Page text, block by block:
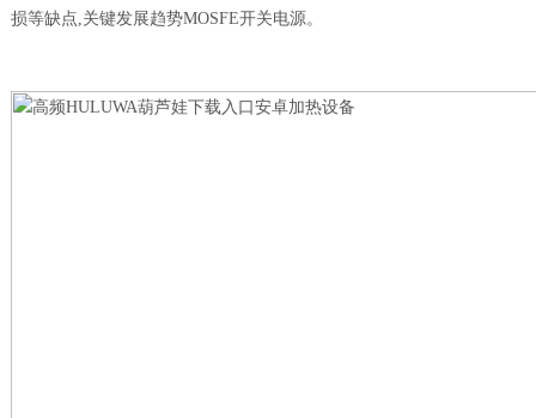
损等缺点,关键发展趋势MOSFE开关电源。